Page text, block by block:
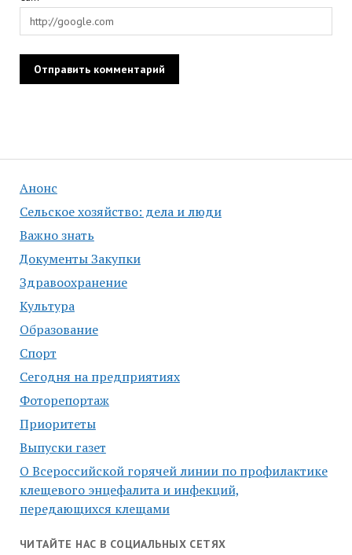
Анонс
Сельское хозяйство: дела и люди
Важно знать
Документы Закупки
Здравоохранение
Культура
Образование
Спорт
Сегодня на предприятиях
Фоторепортаж
Приоритеты
Выпуски газет
О Всероссийской горячей линии по профилактике
клещевого энцефалита и инфекций,
передающихся клещами
ЧИТАЙТЕ НАС В СОЦИАЛЬНЫХ СЕТЯХ